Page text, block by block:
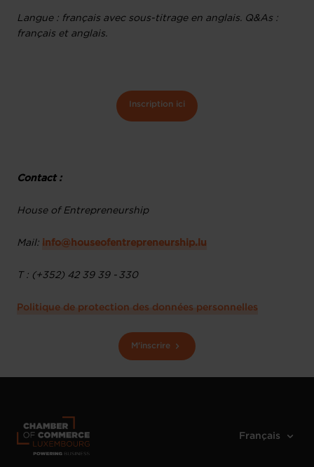
Langue : français avec sous-titrage en anglais. Q&As :
français et anglais.
Inscription ici
Contact :
House of Entrepreneurship
Mail: info@houseofentrepreneurship.lu
T : (+352) 42 39 39 - 330
Politique de protection des données personnelles
M'inscrire